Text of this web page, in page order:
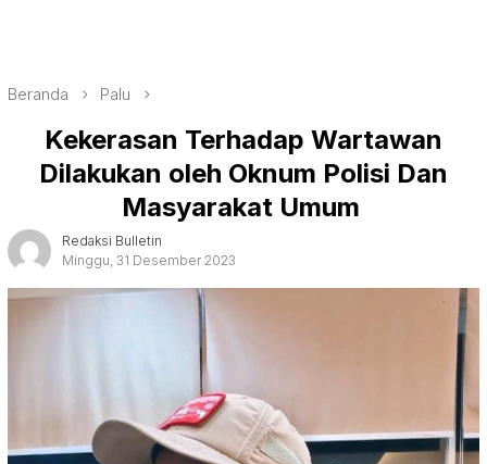
Beranda Palu
Kekerasan Terhadap Wartawan
Dilakukan oleh Oknum Polisi Dan
Masyarakat Umum
Redaksi Bulletin
Minggu, 31 Desember 2023